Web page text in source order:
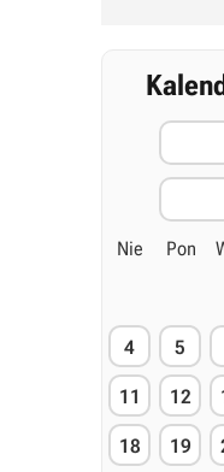
Nie Pon
4 5
11 12
18 19